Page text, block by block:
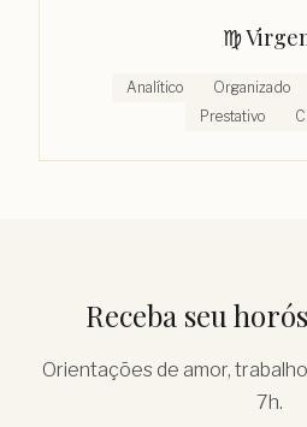
♍︎
Analítico Organizado
Prestativo
Receba seu
Orientações de amor,
7h.